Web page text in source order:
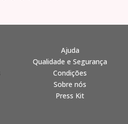
Ajuda
Qualidade e Segurança
Condições
Sobre nós
Press Kit